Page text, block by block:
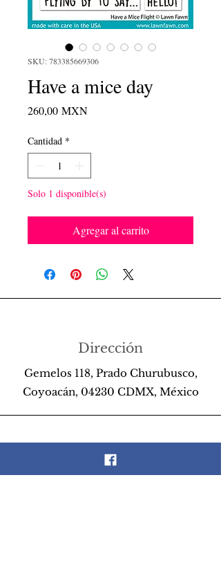
SKU: 783385669306
Have a mice day
260,00 MXNPrecio
Cantidad *
Solo 1 disponible(s)
Agregar al carrito
Dirección
Gemelos 118, Prado Churubusco,
Coyoacán, 04230 CDMX, México
Teléfono